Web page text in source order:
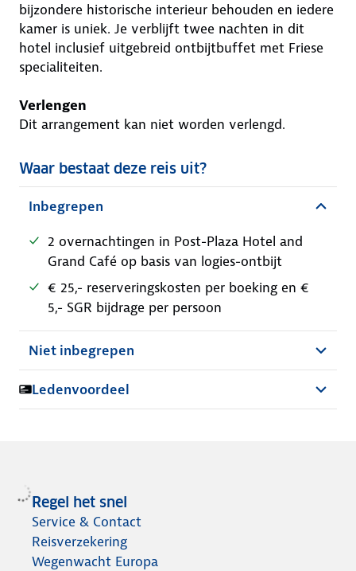
bijzondere historische interieur behouden en iedere
kamer is uniek. Je verblijft twee nachten in dit
hotel inclusief uitgebreid ontbijtbuffet met Friese
specialiteiten.
Verlengen
Dit arrangement kan niet worden verlengd.
Waar bestaat deze reis uit?
Inbegrepen
2 overnachtingen in Post-Plaza Hotel and
Grand Café op basis van logies-ontbijt
€ 25,- reserveringskosten per boeking en €
5,- SGR bijdrage per persoon
Niet inbegrepen
Ledenvoordeel
Regel het snel
Service & Contact
Reisverzekering
Wegenwacht Europa